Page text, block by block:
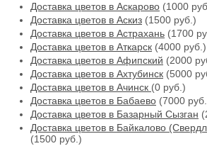
Доставка цветов в Аскарово (1000
Доставка цветов в Аскиз (1500 руб.)
Доставка цветов в Астрахань (1700
Доставка цветов в Аткарск (4000 руб.)
Доставка цветов в Афипский (2000
Доставка цветов в Ахтубинск (5000
Доставка цветов в Ачинск (0 руб.)
Доставка цветов в Бабаево (7000
Доставка цветов в Базарный Сызган
Доставка цветов в Байкалово
(1500 руб.)